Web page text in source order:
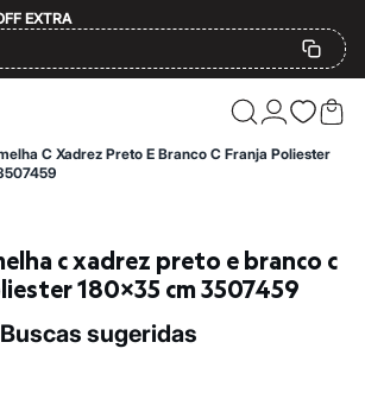
EXTRA
R$129
C Xadrez Preto E Branco C Franja Poliester
180x35 cm 3507459
buscas sugeridas